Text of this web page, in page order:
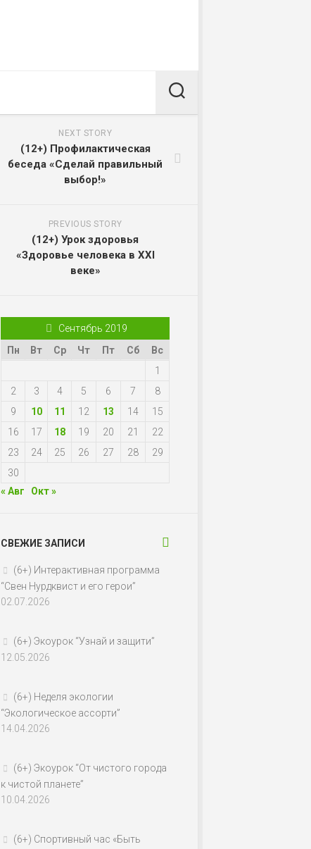
NEXT STORY
(12+) Профилактическая
беседа «Сделай правильный
выбор!»
PREVIOUS STORY
(12+) Урок здоровья
«Здоровье человека в XXI
веке»
Сентябрь 2019
Пн
Вт Ср Чт Пт Сб
Вс
1
2
3 4 5 6 7
8
9
10 11 12 13 14
15
16
17 18 19 20 21
22
23
24 25 26 27 28
29
30
« Авг
Окт »
СВЕЖИЕ ЗАПИСИ
(6+) Интерактивная программа
“Свен Нурдквист и его герои”
02.07.2026
(6+) Экоурок “Узнай и защити”
12.05.2026
(6+) Неделя экологии
“Экологическое ассорти”
14.04.2026
(6+) Экоурок “От чистого города
к чистой планете”
10.04.2026
(6+) Спортивный час «Быть